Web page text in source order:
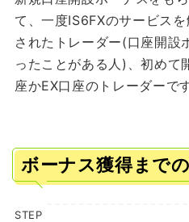
て、一度IS6FXのサービス
されたトレーダー(口座開設
ったことがある人)、初めて
座かEX口座のトレーダーです
ボーナス獲得まで
STEP